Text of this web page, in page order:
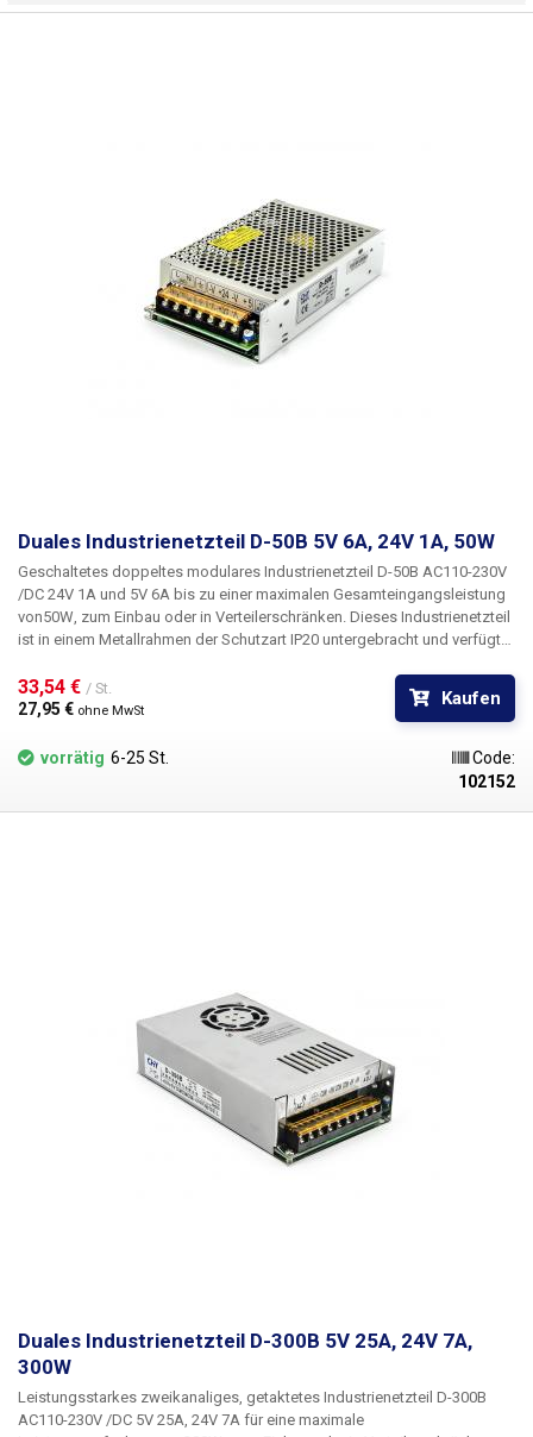
Duales Industrienetzteil D-50B 5V 6A, 24V 1A, 50W
Geschaltetes doppeltes modulares Industrienetzteil D-50B AC110-230V
/DC 24V 1A und 5V 6A bis zu einer maximalen Gesamteingangsleistung
von50W, zum Einbau oder in Verteilerschränken. Dieses Industrienetzteil
ist in einem Metallrahmen der Schutzart IP20 untergebracht und verfügt
den Anschluss der Eingangsnetzspannung und zwei Zweige - 24V und
5V. Das Netzteil verfügt über einen Kurzschluss- und
verfügt außerdem über eine
LED zur Anzeige der Stromversorgung und einen Trimmer, mit dem die
an der Grenze seiner Leistungsfähigkeit zu betreiben. Weitere
industrielle Stromversorgungen mit anderen Parametern finden Siein
unserem Angebot.
33,54 € / St.
27,95 € ohne MwSt
Kaufen
vorrätig 6-25 St.
Code:
102152
Duales Industrienetzteil D-300B 5V 25A, 24V 7A,
300W
Leistungsstarkes zweikanaliges, getaktetes Industrienetzteil D-300B
AC110-230V /DC 5V 25A, 24V 7A für eine maximale